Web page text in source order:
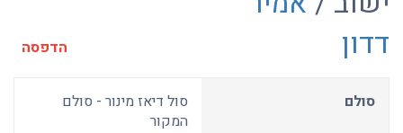
דדון
הדפסה
סולם
סול דיאז מינור - סולם
המקור